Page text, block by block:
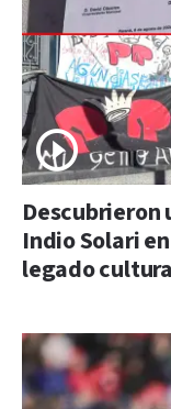
Descubrieron
Indio Solari
legado